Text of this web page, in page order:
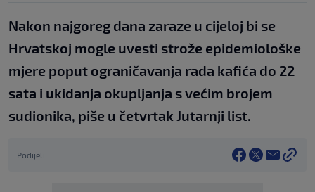
Nakon najgoreg dana zaraze u cijeloj bi se
Hrvatskoj mogle uvesti strože epidemiološke
mjere poput ograničavanja rada kafića do 22
sata i ukidanja okupljanja s većim brojem
sudionika, piše u četvrtak Jutarnji list.
Podijeli